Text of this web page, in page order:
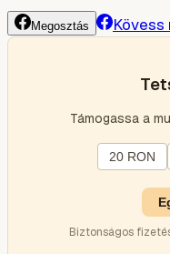
Megosztás
Támogassa a
20 RON
Biztonságos